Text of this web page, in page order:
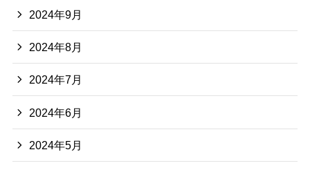
2024年9月
2024年8月
2024年7月
2024年6月
2024年5月